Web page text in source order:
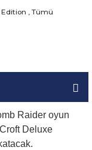
, Tümü
Raider oyun
Deluxe